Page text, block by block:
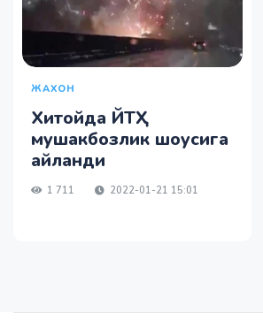
ЖАХОН
Хитойда ЙТҲ
мушакбозлик шоусига
айланди
1 711 2022-01-21 15:01